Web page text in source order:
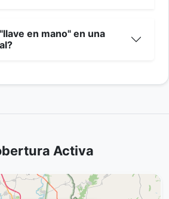
en mano" en una
Activa